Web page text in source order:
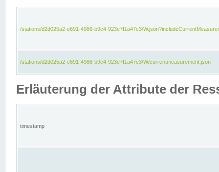
/stations/d2d025a2-e691-4986-b9c4-923e7f1a47c3/
/stations/d2d025a2-e691-4986-b9c4-923e7f1a47c3/W/currentmeasurement.json
Erläuterung der Attribute der
timestamp